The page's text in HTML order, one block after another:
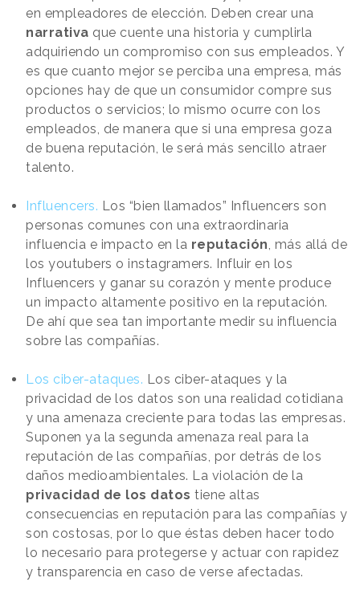
en empleadores de elección. Deben crear una
narrativa que cuente una historia y cumplirla
adquiriendo un compromiso con sus empleados. Y
es que cuanto mejor se perciba una empresa, más
opciones hay de que un consumidor compre sus
productos o servicios; lo mismo ocurre con los
empleados, de manera que si una empresa goza
de buena reputación, le será más sencillo atraer
talento.
Influencers. Los “bien llamados” Influencers son
personas comunes con una extraordinaria
influencia e impacto en la reputación, más allá de
los youtubers o instagramers. Influir en los
Influencers y ganar su corazón y mente produce
un impacto altamente positivo en la reputación.
De ahí que sea tan importante medir su influencia
sobre las compañías.
Los ciber-ataques. Los ciber-ataques y la
privacidad de los datos son una realidad cotidiana
y una amenaza creciente para todas las empresas.
Suponen ya la segunda amenaza real para la
reputación de las compañías, por detrás de los
daños medioambientales. La violación de la
privacidad de los datos tiene altas
consecuencias en reputación para las compañías y
son costosas, por lo que éstas deben hacer todo
lo necesario para protegerse y actuar con rapidez
y transparencia en caso de verse afectadas.